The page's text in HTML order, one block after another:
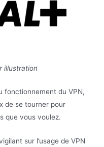
illustration
fonctionnement du VPN,
de se tourner pour
que vous voulez.
sur l’usage de VPN